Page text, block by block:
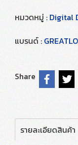
หมวดหมู่ : Digital
แบรนด์ :
Share
รายละเอียดสินค้า